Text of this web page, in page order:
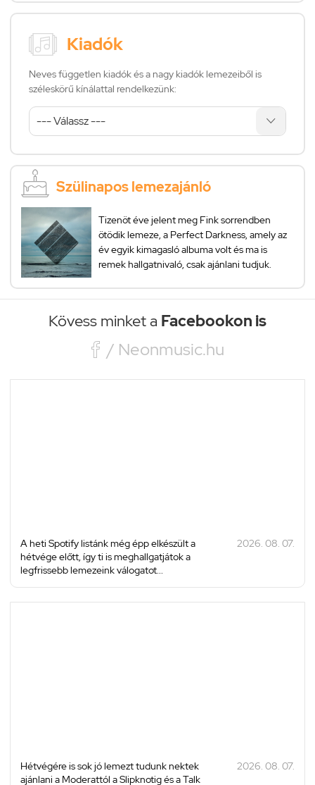
Kiadók
Neves független kiadók és a nagy kiadók lemezeiből is
széleskörű kínálattal rendelkezünk:
Szülinapos lemezajánló
Tizenöt éve jelent meg Fink sorrendben
ötödik lemeze, a Perfect Darkness, amely az
év egyik kimagasló albuma volt és ma is
remek hallgatnivaló, csak ajánlani tudjuk.
Kövess minket a Facebookon is
 / Neonmusic.hu
A heti Spotify listánk még épp elkészült a
hétvége előtt, így ti is meghallgatjátok a
legfrissebb lemezeink válogatot...
2026. 08. 07.
Hétvégére is sok jó lemezt tudunk nektek
ajánlani a Moderattól a Slipknotig és a Talk
2026. 08. 07.